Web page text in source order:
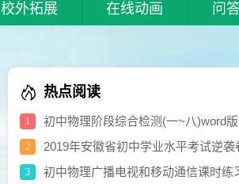
校外拓展 在线动画 问
热点阅读
1
初中物理阶段综合检测(一~八)word
打包共享
2
2019年安徽省初中学业水平考试逆袭
参考答案
3
初中物理广播电视和移动通信课时练